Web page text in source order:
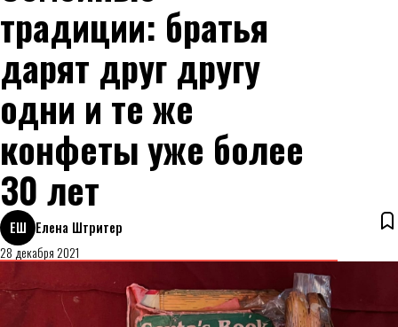
традиции: братья
дарят друг другу
одни и те же
конфеты уже более
30 лет
ЕШ Елена Штритер
28 декабря 2021